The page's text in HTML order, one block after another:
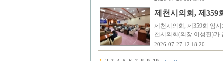
제천시의회, 제359
제천시의회, 제359회 임
천시의회(의장 이성진)가
2026-07-27 12:18:20